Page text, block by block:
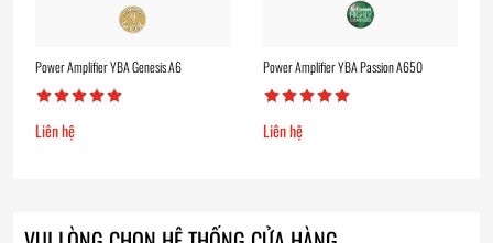
Power Amplifier YBA Genesis A6
Liên hệ
Power Amplifier YBA Passion A650
Liên hệ